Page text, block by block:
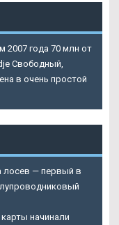
2007 года 70 млн от
Свободный,
в очень простой
лосев — первый в
начинали